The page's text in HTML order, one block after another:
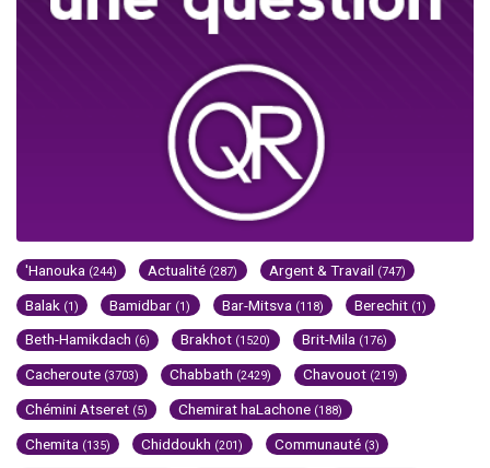
'Hanouka (244) Actualité (287) Argent & Travail (747)
Balak (1) Bamidbar (1) Bar-Mitsva (118) Berechit (1)
Beth-Hamikdach (6) Brakhot (1520) Brit-Mila (176)
Cacheroute (3703) Chabbath (2429) Chavouot (219)
Chémini Atseret (5) Chemirat haLachone (188)
Chemita (135) Chiddoukh (201) Communauté (3)